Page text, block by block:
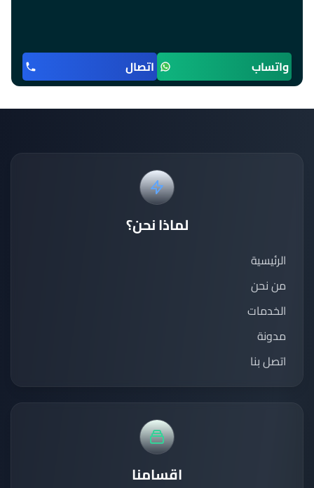
واتساب اتصال
لماذا نحن؟
الرئيسية
من نحن
الخدمات
مدونة
اتصل بنا
اقسامنا